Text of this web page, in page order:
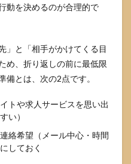
動を決めるのが合理的で
」と「相手がかけてくる目
め、折り返しの前に最低限
備とは、次の2点です。
トや求人サービスを思い出
い）
絡希望（メール中心・時間
しておく